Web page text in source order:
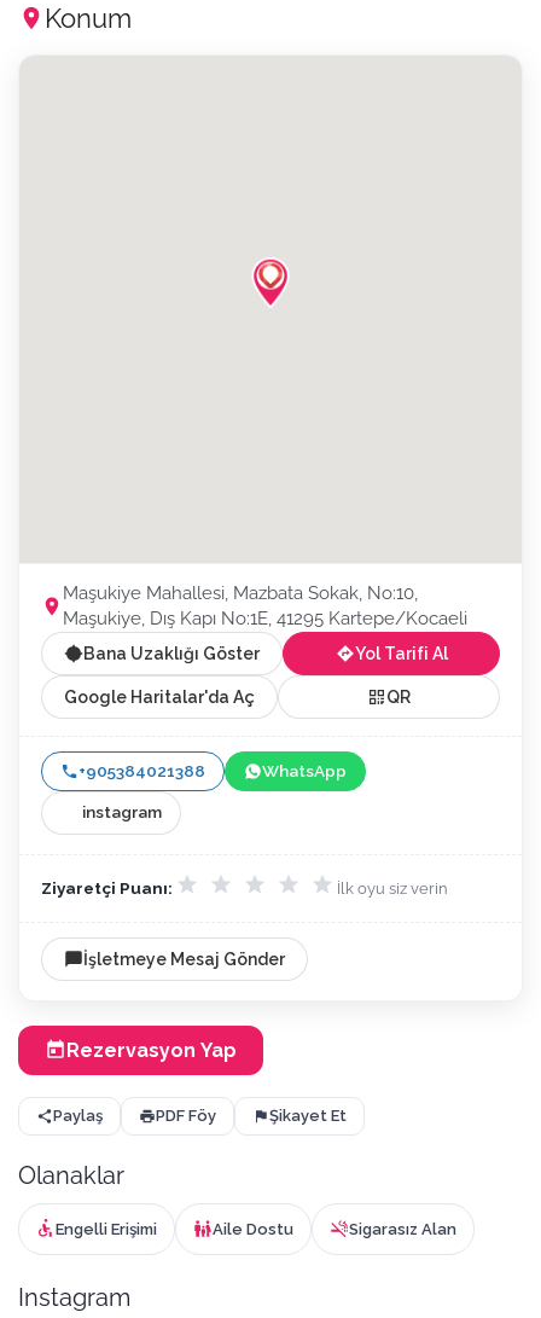
Konum
Maşukiye Mahallesi, Mazbata Sokak, No:10,
Maşukiye, Dış Kapı No:1E, 41295 Kartepe/Kocaeli
Bana Uzaklığı Göster Yol Tarifi Al
Google Haritalar'da Aç QR
+905384021388 WhatsApp
instagram
Ziyaretçi Puanı: İlk oyu siz verin
İşletmeye Mesaj Gönder
Rezervasyon Yap
Paylaş PDF Föy Şikayet Et
Olanaklar
Engelli Erişimi Aile Dostu Sigarasız Alan
Instagram